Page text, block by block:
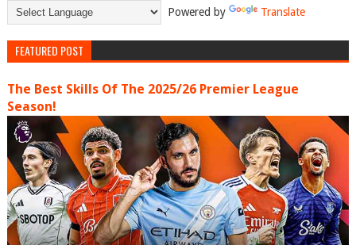
Powered by Translate
FEATURED POST
The Best Skills Of The 2025/26 Premier League
Season!